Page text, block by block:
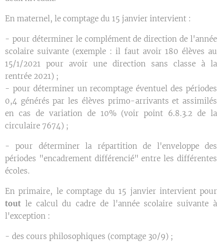
En maternel, le comptage du 15 janvier intervient :
- pour déterminer le complément de direction de l'année
scolaire suivante (exemple : il faut avoir 180 élèves au
15/1/2021 pour avoir une direction sans classe à la
rentrée 2021) ;
- pour déterminer un recomptage éventuel des périodes
0,4 générés par les élèves primo-arrivants et assimilés
en cas de variation de 10% (voir point 6.8.3.2 de la
circulaire 7674) ;
- pour déterminer la répartition de l'enveloppe des
périodes "encadrement différencié" entre les différentes
écoles.
En primaire, le comptage du 15 janvier intervient pour
tout le calcul du cadre de l'année scolaire suivante à
l'exception :
- des cours philosophiques (comptage 30/9) ;